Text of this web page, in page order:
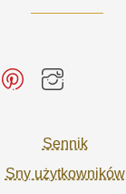
Sennik
Sny użytkowników